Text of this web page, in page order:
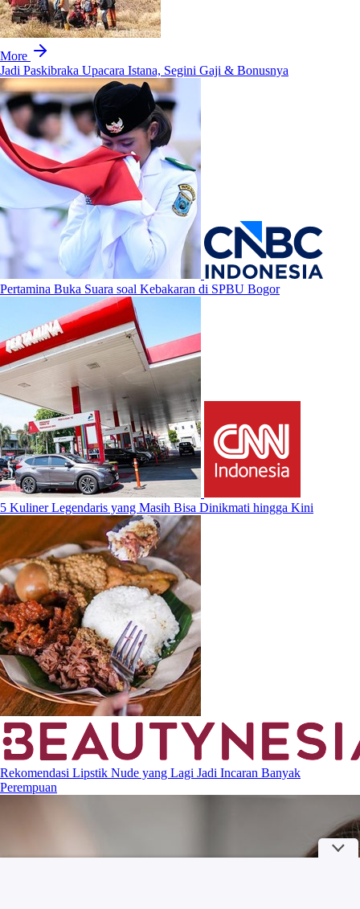
More
Jadi Paskibraka Upacara Istana, Segini Gaji & Bonusnya
Pertamina Buka Suara soal Kebakaran di SPBU Bogor
5 Kuliner Legendaris yang Masih Bisa Dinikmati hingga Kini
Rekomendasi Lipstik Nude yang Lagi Jadi Incaran Banyak
Perempuan